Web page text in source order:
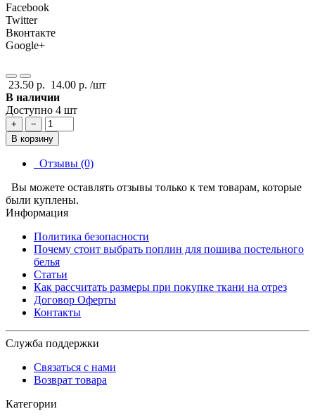
Facebook
Twitter
Вконтакте
Google+
23.50 р. 14.00 р. /шт
В наличии
Доступно 4 шт
+
−
В корзину
Отзывы (0)
Вы можете оставлять отзывы только к тем товарам, которые
были куплены.
Информация
Политика безопасности
Почему стоит выбрать поплин для пошива постельного
белья
Статьи
Как рассчитать размеры при покупке ткани на отрез
Договор Оферты
Контакты
Служба поддержки
Связаться с нами
Возврат товара
Категории